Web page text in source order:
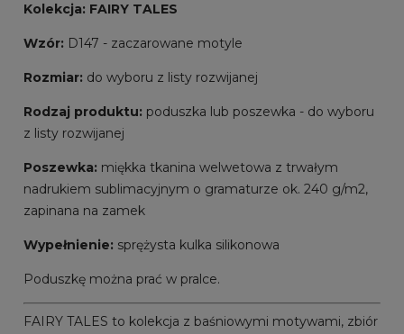
Kolekcja: FAIRY TALES
Wzór: D147 - zaczarowane motyle
Rozmiar: do wyboru z listy rozwijanej
Rodzaj produktu: poduszka lub poszewka - do wyboru
z listy rozwijanej
Poszewka: miękka tkanina welwetowa z trwałym
nadrukiem sublimacyjnym o gramaturze ok. 240 g/m2,
zapinana na zamek
Wypełnienie: sprężysta kulka silikonowa
Poduszkę można prać w pralce.
FAIRY TALES to kolekcja z baśniowymi motywami, zbiór